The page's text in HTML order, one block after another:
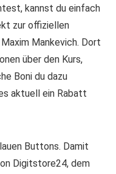
kannst du einfach
zur offiziellen
Mankevich. Dort
über den Kurs,
Boni du dazu
aktuell ein Rabatt
Buttons. Damit
Digitstore24, dem